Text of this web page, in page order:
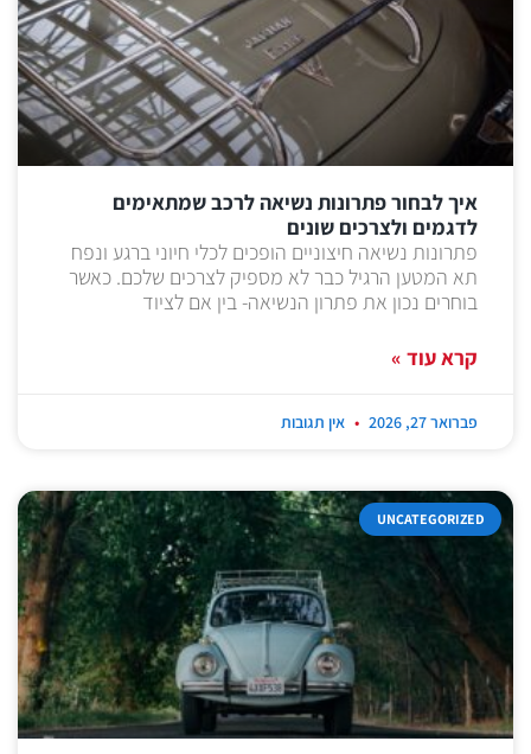
איך לבחור פתרונות נשיאה לרכב שמתאימים
לדגמים ולצרכים שונים
פתרונות נשיאה חיצוניים הופכים לכלי חיוני ברגע ונפח
תא המטען הרגיל כבר לא מספיק לצרכים שלכם. כאשר
בוחרים נכון את פתרון הנשיאה- בין אם לציוד
קרא עוד »
פברואר 27, 2026 אין תגובות
UNCATEGORIZED